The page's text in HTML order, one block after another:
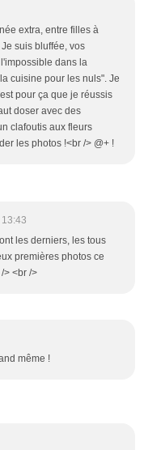
extra, entre filles à
suis bluffée, vos
dans la
cuisine pour les nuls". Je
pour ça que je réussis
doser avec des
clafoutis aux fleurs
les photos !<br /> @+ !
les derniers, les tous
premières photos ce
> <br />
même !